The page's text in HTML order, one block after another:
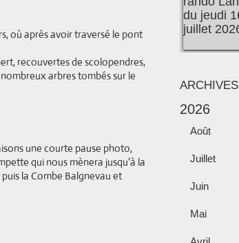
où après avoir traversé le pont
recouvertes de scolopendres,
arbres tombés sur le
une courte pause photo,
qui nous mènera jusqu'à la
la Combe Balgnevau et
ARCHIVES
2026
Août
Juillet
Juin
Mai